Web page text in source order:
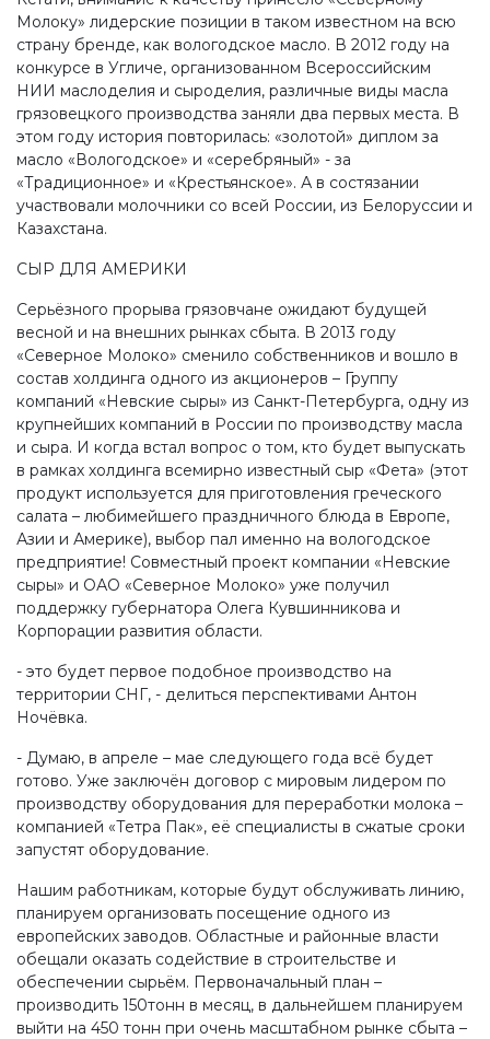
Молоку» лидерские позиции в таком известном на всю
страну бренде, как вологодское масло. В 2012 году на
конкурсе в Угличе, организованном Всероссийским
НИИ маслоделия и сыроделия, различные виды масла
грязовецкого производства заняли два первых места. В
этом году история повторилась: «золотой» диплом за
масло «Вологодское» и «серебряный» - за
«Традиционное» и «Крестьянское». А в состязании
участвовали молочники со всей России, из Белоруссии и
Казахстана.
СЫР ДЛЯ АМЕРИКИ
Серьёзного прорыва грязовчане ожидают будущей
весной и на внешних рынках сбыта. В 2013 году
«Северное Молоко» сменило собственников и вошло в
состав холдинга одного из акционеров – Группу
компаний «Невские сыры» из Санкт-Петербурга, одну из
крупнейших компаний в России по производству масла
и сыра. И когда встал вопрос о том, кто будет выпускать
в рамках холдинга всемирно известный сыр «Фета» (этот
продукт используется для приготовления греческого
салата – любимейшего праздничного блюда в Европе,
Азии и Америке), выбор пал именно на вологодское
предприятие! Совместный проект компании «Невские
сыры» и ОАО «Северное Молоко» уже получил
поддержку губернатора Олега Кувшинникова и
Корпорации развития области.
- это будет первое подобное производство на
территории СНГ, - делиться перспективами Антон
Ночёвка.
- Думаю, в апреле – мае следующего года всё будет
готово. Уже заключён договор с мировым лидером по
производству оборудования для переработки молока –
компанией «Тетра Пак», её специалисты в сжатые сроки
запустят оборудование.
Нашим работникам, которые будут обслуживать линию,
планируем организовать посещение одного из
европейских заводов. Областные и районные власти
обещали оказать содействие в строительстве и
обеспечении сырьём. Первоначальный план –
производить 150тонн в месяц, в дальнейшем планируем
выйти на 450 тонн при очень масштабном рынке сбыта –